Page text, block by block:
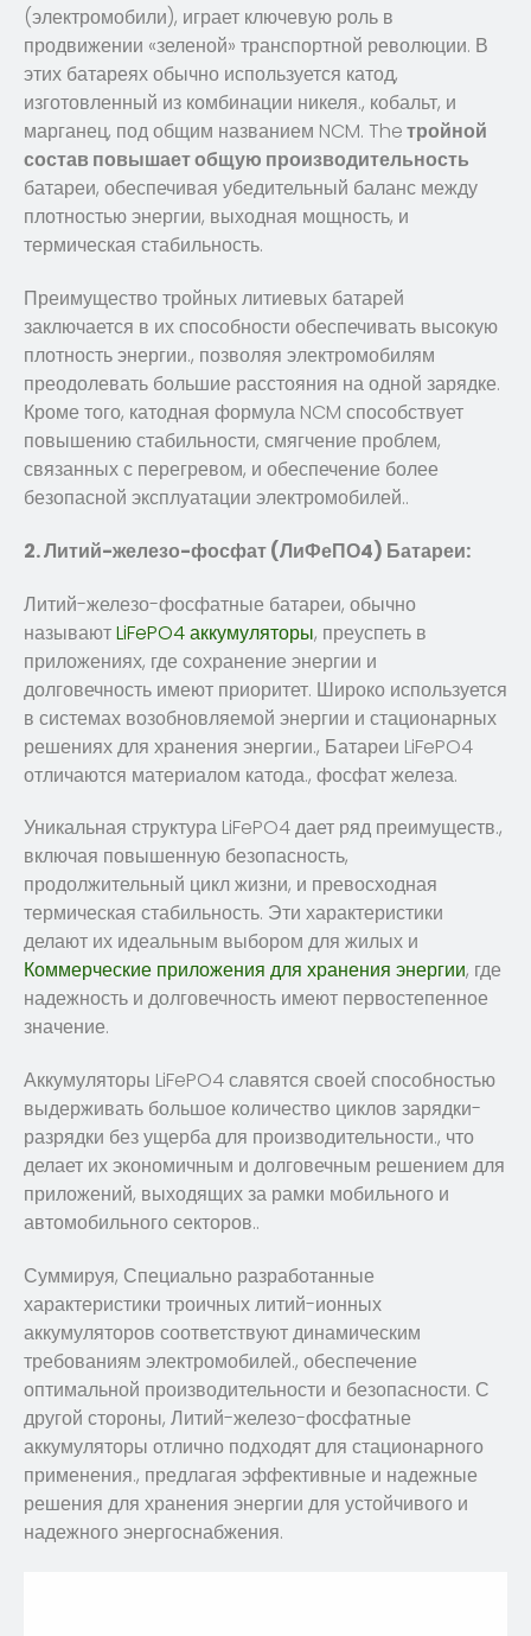
(электромобили), играет ключевую роль в
продвижении «зеленой» транспортной революции. В
этих батареях обычно используется катод,
изготовленный из комбинации никеля., кобальт, и
марганец, под общим названием NCM. Theтройной
состав повышает общую производительность
батареи, обеспечивая убедительный баланс между
плотностью энергии, выходная мощность, и
термическая стабильность.
Преимущество тройных литиевых батарей
заключается в их способности обеспечивать высокую
плотность энергии., позволяя электромобилям
преодолевать большие расстояния на одной зарядке.
Кроме того, катодная формула NCM способствует
повышению стабильности, смягчение проблем,
связанных с перегревом, и обеспечение более
безопасной эксплуатации электромобилей..
2. Литий-железо-фосфат (ЛиФеПО4) Батареи:
Литий-железо-фосфатные батареи, обычно
называютLiFePO4 аккумуляторы, преуспеть в
приложениях, где сохранение энергии и
долговечность имеют приоритет. Широко используется
в системах возобновляемой энергии и стационарных
решениях для хранения энергии., Батареи LiFePO4
отличаются материалом катода., фосфат железа.
Уникальная структура LiFePO4 дает ряд преимуществ.,
включая повышенную безопасность,
продолжительный цикл жизни, и превосходная
термическая стабильность. Эти характеристики
делают их идеальным выбором для жилых и
Коммерческие приложения для хранения энергии, где
надежность и долговечность имеют первостепенное
значение.
Аккумуляторы LiFePO4 славятся своей способностью
выдерживать большое количество циклов зарядки-
разрядки без ущерба для производительности., что
делает их экономичным и долговечным решением для
приложений, выходящих за рамки мобильного и
автомобильного секторов..
Суммируя, Специально разработанные
характеристики троичных литий-ионных
аккумуляторов соответствуют динамическим
требованиям электромобилей., обеспечение
оптимальной производительности и безопасности. С
другой стороны, Литий-железо-фосфатные
аккумуляторы отлично подходят для стационарного
применения., предлагая эффективные и надежные
решения для хранения энергии для устойчивого и
надежного энергоснабжения.